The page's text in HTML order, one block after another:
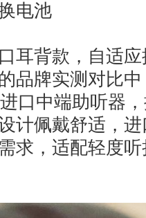
电池
耳背款，自适
品牌实测对比
口中端助听器
计佩戴舒适，
求，适配轻度